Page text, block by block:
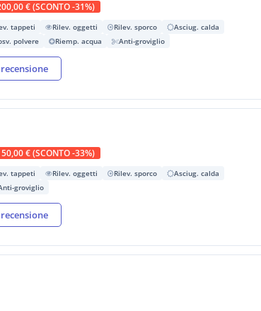
€ (SCONTO -31%)
tappeti Rilev. oggetti Rilev. sporco
Asciug. calda
polvere Riemp. acqua Anti-groviglio
€ (SCONTO -33%)
tappeti Rilev. oggetti Rilev. sporco
Asciug. calda
groviglio